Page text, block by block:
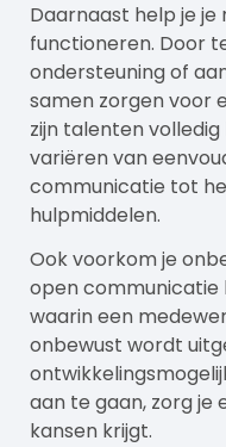
Daarnaast help je
functioneren. Door
ondersteuning of
samen zorgen voor
zijn talenten
variëren van
communicatie tot
hulpmiddelen.
Ook voorkom je
open communicatie
waarin een
onbewust wordt
aan te gaan, zorg je
kansen krijgt.